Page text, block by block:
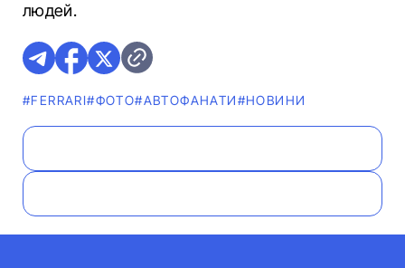
людей.
#FERRARI#ФОТО#АВТОФАНАТИ#НОВИНИ